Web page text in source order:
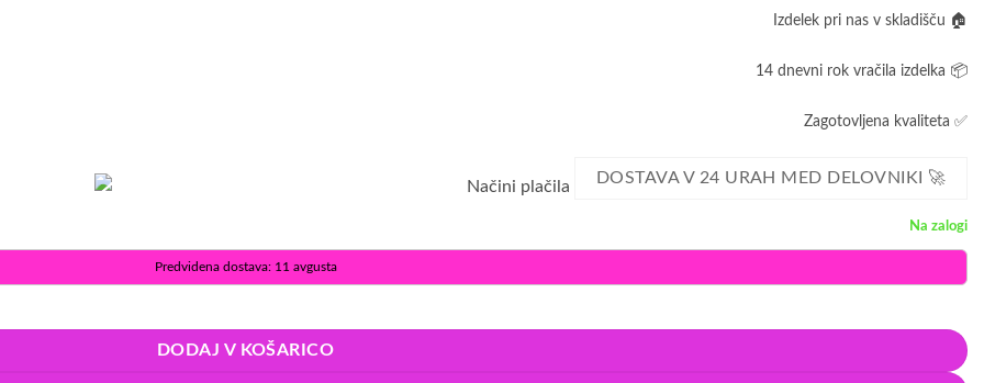
ocene
strank
Izdelek pri nas v skladišču 🏠
14 dnevni rok vračila izdelka 📦
Zagotovljena kvaliteta ✅
DOSTAVA V 24 URAH MED DELOVNIKI 🚀
Na zalogi
Predvidena dostava: 11 avgusta
DODAJ V KOŠARICO